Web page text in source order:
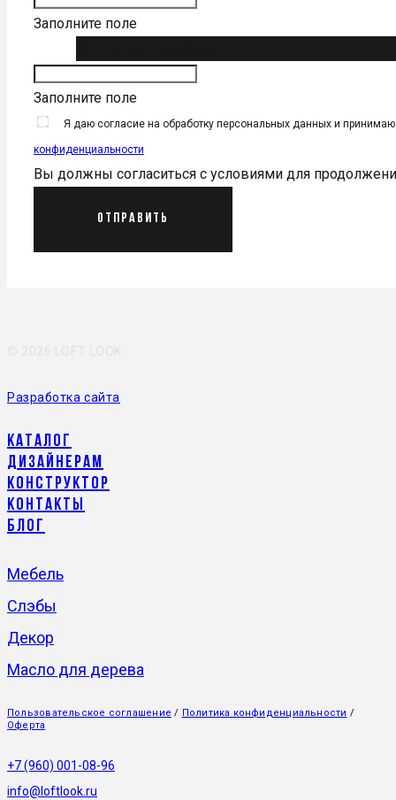
Заполните поле
Заполните поле
Я даю согласие на обработку персональных данных и
конфиденциальности
Вы должны согласиться с условиями для
Отправить
Разработка сайта
Каталог
Дизайнерам
Конструктор
Контакты
Блог
Мебель
Слэбы
Декор
Масло для дерева
Пользовательское соглашение / Политика конфиденциальности /
Оферта
+7 (960) 001-08-96
info@loftlook.ru